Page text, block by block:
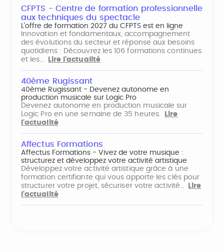
CFPTS - Centre de formation professionnelle
aux techniques du spectacle
L’offre de formation 2027 du CFPTS est en ligne
Innovation et fondamentaux, accompagnement
des évolutions du secteur et réponse aux besoins
quotidiens : Découvrez les 106 formations continues
et les…
Lire l'actualité
40ème Rugissant
40ème Rugissant - Devenez autonome en
production musicale sur Logic Pro
Devenez autonome en production musicale sur
Logic Pro en une semaine de 35 heures.
Lire
l'actualité
Affectus Formations
Affectus Formations - Vivez de votre musique :
structurez et développez votre activité artistique
Développez votre activité artistique grâce à une
formation certifiante qui vous apporte les clés pour
structurer votre projet, sécuriser votre activité…
Lire
l'actualité